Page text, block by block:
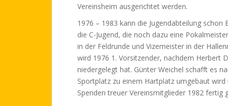
Vereinsheim ausgerichtet werden.
1976 – 1983 kann die Jugendabteilung
die C-Jugend, die noch dazu eine
in der Feldrunde und Vizemeister in der
wird 1976 1. Vorsitzender, nachdem Herbert
niedergelegt hat. Günter Weichel schafft es
Sportplatz zu einem Hartplatz umgebaut
Spenden treuer Vereinsmitglieder 1982 fertig